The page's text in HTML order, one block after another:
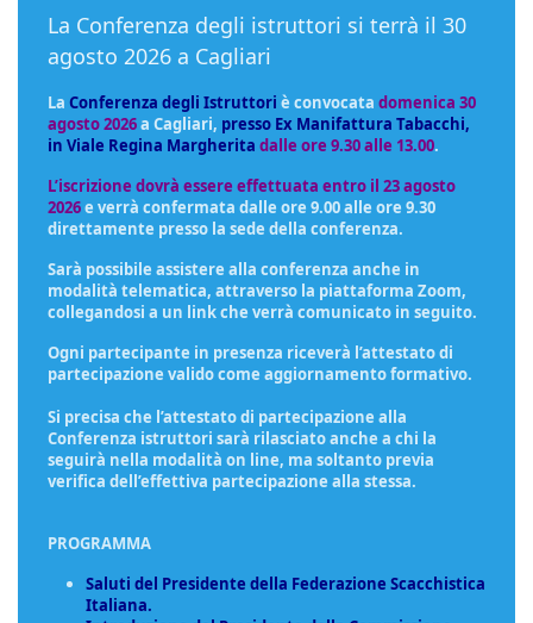
La Conferenza degli istruttori si terrà il 30
agosto 2026 a Cagliari
La Conferenza degli Istruttori è convocata domenica 30
agosto 2026a Cagliari, presso Ex Manifattura Tabacchi,
in Viale Regina Margherita dalle ore 9.30 alle 13.00.
L’iscrizione dovrà essere effettuata entro il 23 agosto
2026e verrà confermata dalle ore 9.00 alle ore 9.30
direttamente presso la sede della conferenza.
Sarà possibile assistere alla conferenza anche in
modalità telematica, attraverso la piattaforma Zoom,
collegandosi a un link che verrà comunicato in seguito.
Ogni partecipante in presenza riceverà l’attestato di
partecipazione valido come aggiornamento formativo.
Si precisa che l’attestato di partecipazione alla
Conferenza istruttori sarà rilasciato anche a chi la
seguirà nella modalità on line, ma soltanto previa
verifica dell’effettiva partecipazione alla stessa.
PROGRAMMA
Saluti del Presidente della Federazione Scacchistica
Italiana.